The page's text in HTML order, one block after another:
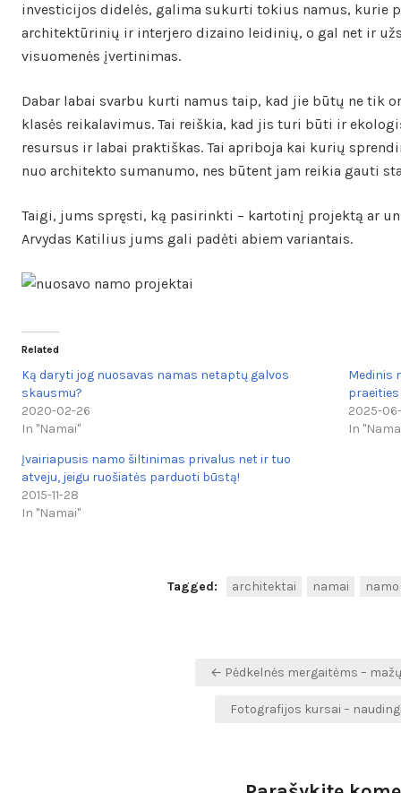
investicijos didelės, galima sukurti tokius namus, kurie
architektūrinių ir interjero dizaino leidinių, o gal net ir
visuomenės įvertinimas.
Dabar labai svarbu kurti namus taip, kad jie būtų ne tik
klasės reikalavimus. Tai reiškia, kad jis turi būti ir
resursus ir labai praktiškas. Tai apriboja kai kurių
nuo architekto sumanumo, nes būtent jam reikia gauti
Taigi, jums spręsti, ką pasirinkti – kartotinį projektą ar
Arvydas Katilius jums gali padėti abiem variantais.
Related
Ką daryti jog nuosavas namas netaptų galvos
skausmu?
2020-02-26
In "Namai"
Medinis
2025-
In
Įvairiapusis namo šiltinimas privalus net ir tuo
atveju, jeigu ruošiatės parduoti būstą!
2015-11-28
In "Namai"
Tagged: architektai namai
← Pėdkelnės mergaitėms –
Fotografijos kursai –